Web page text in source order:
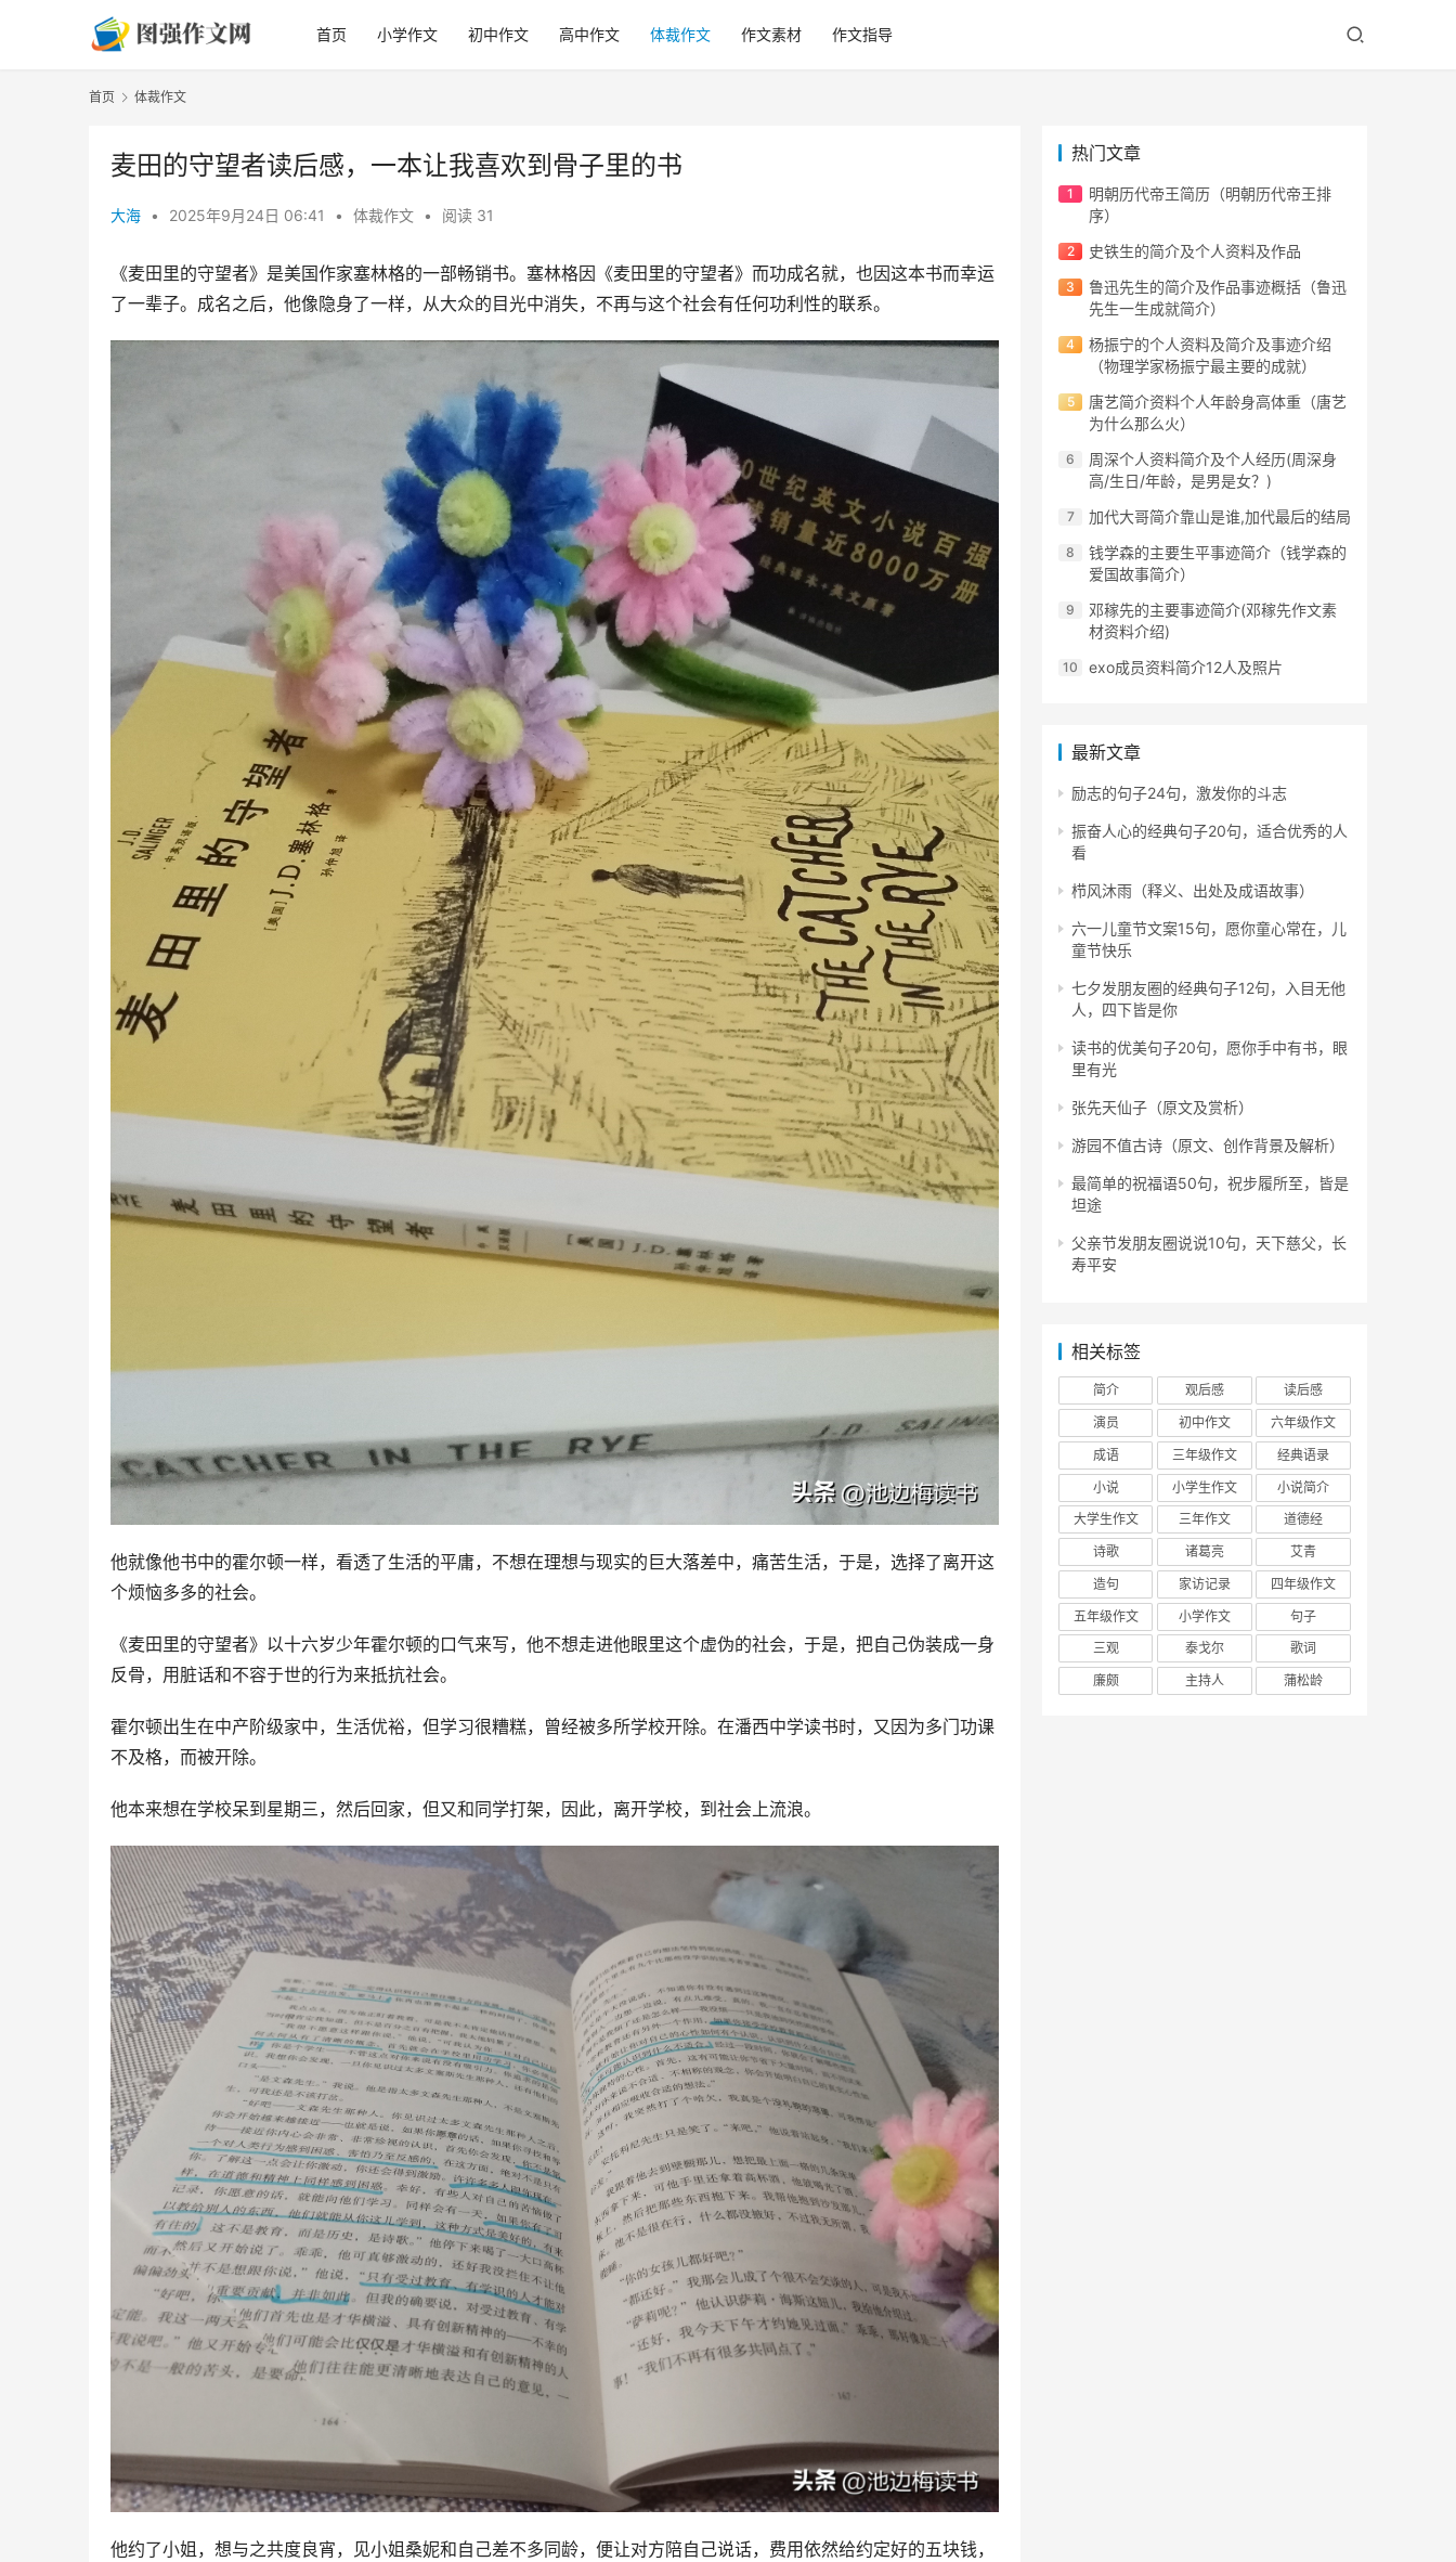
首页 小学作文 初中作文 高中作文 体裁作文 作文素材 作文指导
首页 体裁作文
麦田的守望者读后感，一本让我喜欢到骨子里的书
大海 • 2025年9月24日 06:41 • 体裁作文 • 阅读 31
《麦田里的守望者》是美国作家塞林格的一部畅销书。塞林格因《麦田里的守望者》而功成名就，也因这本书而幸运
了一辈子。成名之后，他像隐身了一样，从大众的目光中消失，不再与这个社会有任何功利性的联系。
他就像他书中的霍尔顿一样，看透了生活的平庸，不想在理想与现实的巨大落差中，痛苦生活，于是，选择了离开这
个烦恼多多的社会。
《麦田里的守望者》以十六岁少年霍尔顿的口气来写，他不想走进他眼里这个虚伪的社会，于是，把自己伪装成一身
反骨，用脏话和不容于世的行为来抵抗社会。
霍尔顿出生在中产阶级家中，生活优裕，但学习很糟糕，曾经被多所学校开除。在潘西中学读书时，又因为多门功课
不及格，而被开除。
他本来想在学校呆到星期三，然后回家，但又和同学打架，因此，离开学校，到社会上流浪。
他约了小姐，想与之共度良宵，见小姐桑妮和自己差不多同龄，便让对方陪自己说话，费用依然给约定好的五块钱，
热门文章
明朝历代帝王简历（明朝历代帝王排
序）
史铁生的简介及个人资料及作品
鲁迅先生的简介及作品事迹概括（鲁迅
先生一生成就简介）
杨振宁的个人资料及简介及事迹介绍
（物理学家杨振宁最主要的成就）
唐艺简介资料个人年龄身高体重（唐艺
为什么那么火）
周深个人资料简介及个人经历(周深身
高/生日/年龄，是男是女？)
加代大哥简介靠山是谁,加代最后的结局
钱学森的主要生平事迹简介（钱学森的
爱国故事简介）
邓稼先的主要事迹简介(邓稼先作文素
材资料介绍)
exo成员资料简介12人及照片
最新文章
励志的句子24句，激发你的斗志
振奋人心的经典句子20句，适合优秀的人
看
栉风沐雨（释义、出处及成语故事）
六一儿童节文案15句，愿你童心常在，儿
童节快乐
七夕发朋友圈的经典句子12句，入目无他
人，四下皆是你
读书的优美句子20句，愿你手中有书，眼
里有光
张先天仙子（原文及赏析）
游园不值古诗（原文、创作背景及解析）
最简单的祝福语50句，祝步履所至，皆是
坦途
父亲节发朋友圈说说10句，天下慈父，长
寿平安
相关标签
简介 观后感
读后感
演员
初中作文
六年级作文
成语
三年级作文
经典语录
小说
小学生作文
小说简介
大学生作文
三年作文
道德经
诗歌
诸葛亮
艾青
造句
家访记录
四年级作文
五年级作文
小学作文
句子
三观
泰戈尔
歌词
廉颇
主持人 蒲松龄